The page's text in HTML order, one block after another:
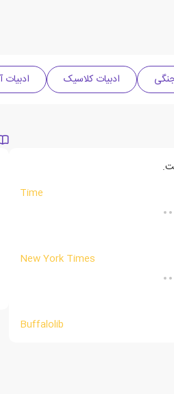
ادبیات کلاسیک ادبیات
Time
New York Times
Buffalolib